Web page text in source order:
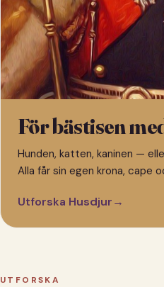
För bästisen
Hunden, katten, kaninen —
Alla får sin egen krona, cape
Utforska Husdjur→
UTFORSKA